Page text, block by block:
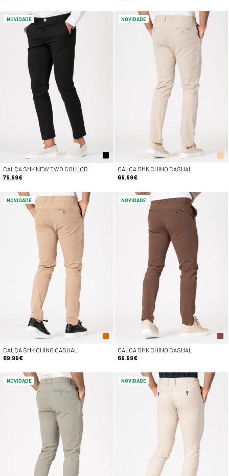
NOVIDADE
CALÇA SMK NEW TWO COLLOR
79.99€
NOVIDADE
CALÇA SMK CHINO CASUAL
69.99€
NOVIDADE
CALÇA SMK CHINO CASUAL
69.99€
NOVIDADE
CALÇA SMK CHINO CASUAL
69.99€
NOVIDADE NOVIDADE